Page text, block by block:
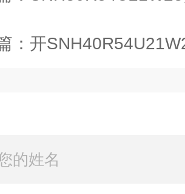
： 开SNH40R54U21W21